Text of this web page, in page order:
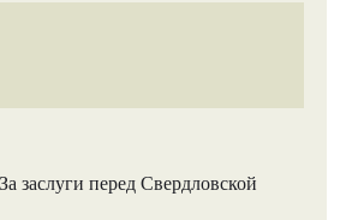
заслуги перед Свердловской